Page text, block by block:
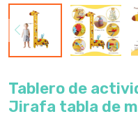
Tablero de
Jirafa tabla de